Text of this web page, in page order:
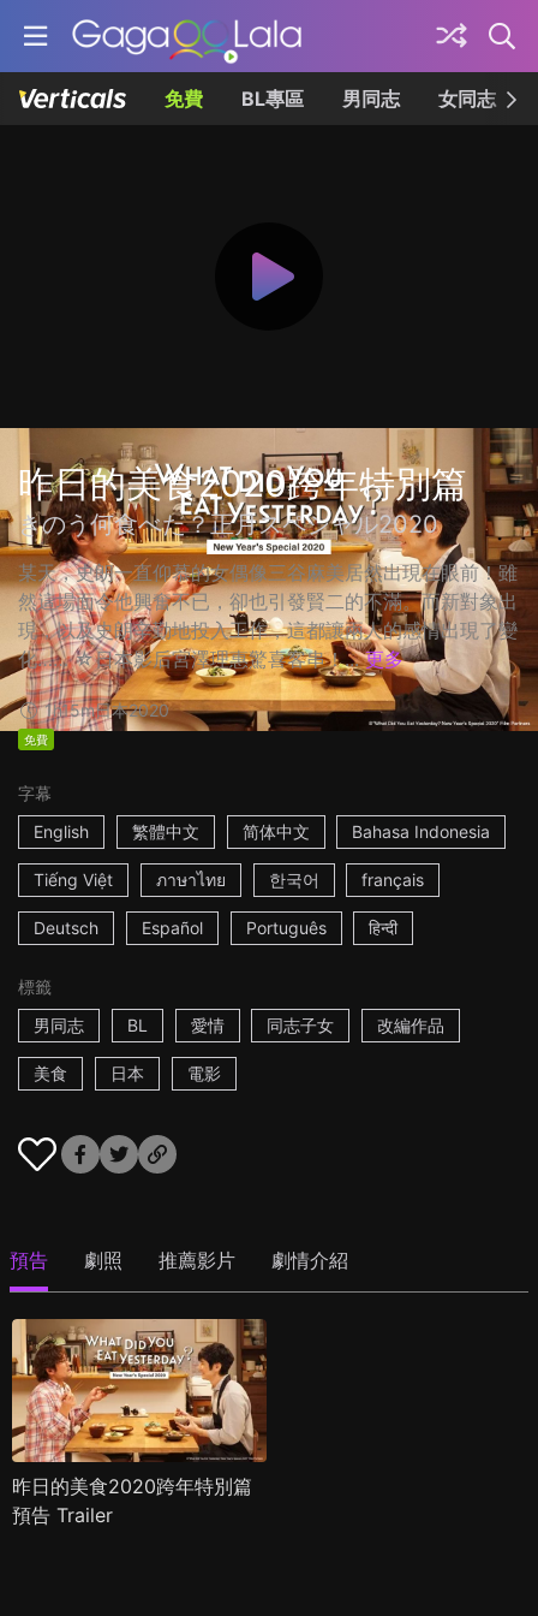
免費 BL專區 男同志 女同志
昨日的美食2020跨年特別篇
きのう何食べた？正月スペシャル2020
某天，史朗一直仰慕的女偶像三谷麻美居然出現在眼前！雖
然這場面令他興奮不已，卻也引發賢二的不滿。而新對象出
現，以及史朗辛勤地投入工作，這都讓兩人的感情出現了變
化…… ☆日本影后宮澤理惠驚喜客串！... 更多
1h15m日本2020
免費
字幕
English
繁體中文 简体中文 Bahasa Indonesia
Tiếng Việt ภาษาไทย 한국어 français
Deutsch Español Português हिन्दी
標籤
男同志
BL 愛情 同志子女 改編作品
美食 日本 電影
預告 劇照 推薦影片 劇情介紹
昨日的美食2020跨年特別篇
預告 Trailer